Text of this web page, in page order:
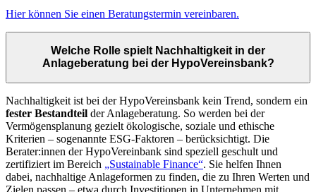
Hier können Sie einen Beratungstermin vereinbaren.
Welche Rolle spielt Nachhaltigkeit in der
Anlageberatung bei der HypoVereinsbank?
Nachhaltigkeit ist bei der HypoVereinsbank kein Trend, sondern ein
fester Bestandteil der Anlageberatung. So werden bei der
Vermögensplanung gezielt ökologische, soziale und ethische
Kriterien – sogenannte ESG-Faktoren – berücksichtigt. Die
Berater:innen der HypoVereinbank sind speziell geschult und
zertifiziert im Bereich „Sustainable Finance“. Sie helfen Ihnen
dabei, nachhaltige Anlageformen zu finden, die zu Ihren Werten und
Zielen passen – etwa durch Investitionen in Unternehmen mit